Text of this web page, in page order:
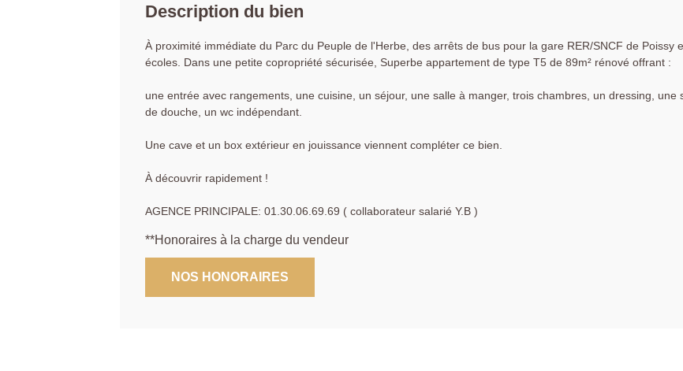
Description du bien
À proximité immédiate du Parc du Peuple de l'Herbe, des arrêts de bus pour la gare RER/SNCF de Poissy
écoles. Dans une petite copropriété sécurisée, Superbe appartement de type T5 de 89m² rénové offrant :
une entrée avec rangements, une cuisine, un séjour, une salle à manger, trois chambres, un dressing, une
de douche, un wc indépendant.
Une cave et un box extérieur en jouissance viennent compléter ce bien.
À découvrir rapidement !
AGENCE PRINCIPALE: 01.30.06.69.69 ( collaborateur salarié Y.B )
**Honoraires à la charge du vendeur
NOS HONORAIRES